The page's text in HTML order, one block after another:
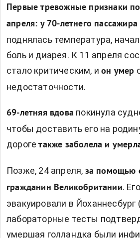
Первые тревожные признаки
апреля: у 70-летнего пассажира
поднялась температура,
боль и диарея. К 11 апреля
стало критическим, и он умер
недостаточности.
69-летняя вдова покинула
чтобы доставить его на
дороге также заболела и
Позже, 24 апреля, за помощью
гражданин Великобритании.
эвакуировали в
лабораторные тесты
умершая голландка были